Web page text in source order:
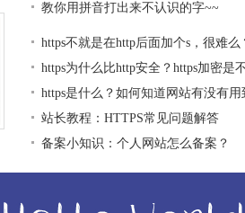
教你用拼音打出来不认识的字~~
https不就是在http后面加个s，很难么
https为什么比http安全？https加密是
https是什么？如何知道网站有没有用
站长教程：HTTPS常见问题解答
备案小知识：个人网站怎么备案？